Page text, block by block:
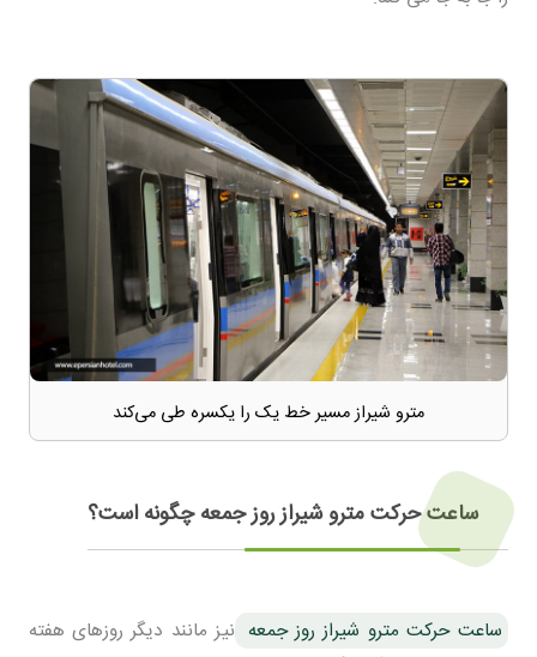
مترو شیراز مسیر خط یک را یکسره طی می‌کند
ساعت حرکت مترو شیراز روز جمعه چگونه است؟
ساعت حرکت مترو شیراز روز جمعه نیز مانند دیگر روزهای هفته